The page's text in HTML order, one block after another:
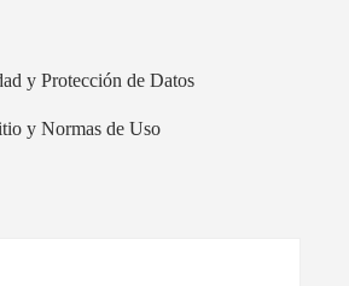
y Protección de Datos
y Normas de Uso